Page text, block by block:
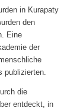
in Kurapaty
den
Eine
der
publizierten.
die
entdeckt, in